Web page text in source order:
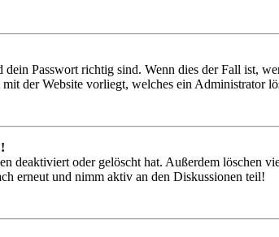
Passwort richtig sind. Wenn dies der Fall ist,
der Website vorliegt, welches ein Administrator
deaktiviert oder gelöscht hat. Außerdem löschen
erneut und nimm aktiv an den Diskussionen teil!